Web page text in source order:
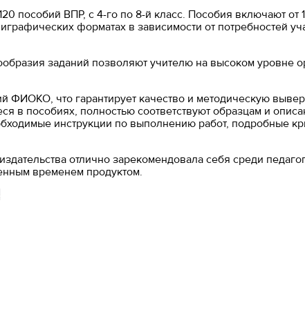
пособий ВПР, с 4-го по 8-й класс. Пособия включают от
форматах в зависимости от потребностей
заданий позволяют учителю на высоком уровне
ФИОКО, что гарантирует качество и методическую
в пособиях, полностью соответствуют образцам и
инструкции по выполнению работ, подробные
отлично зарекомендовала себя среди
временем продуктом.